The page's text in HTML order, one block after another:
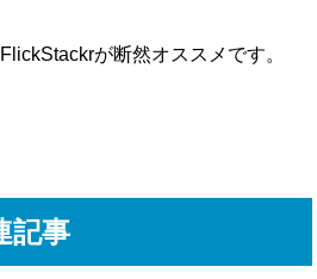
が断然オススメです。
記事